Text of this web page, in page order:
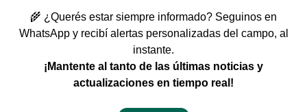
🌾 ¿Querés estar siempre informado? Seguinos en
WhatsApp y recibí alertas personalizadas del campo, al
instante.
¡Mantente al tanto de las últimas noticias y
actualizaciones en tiempo real!